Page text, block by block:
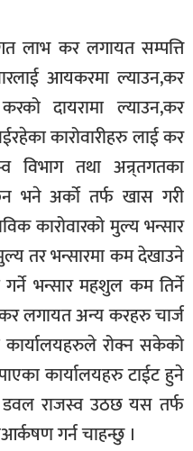
लाभ कर लगायत सम्पत्ति
आयकरमा ल्याउन,कर
दायरामा ल्याउन,कर
कारोवारीहरु लाई कर
विभाग तथा अन्र्तगतका
भने अर्को तर्फ खास गरी
कारोवारको मुल्य भन्सार
मुल्य तर भन्सारमा कम देखाउने
गर्ने भन्सार महशुल कम तिर्ने
लगायत अन्य करहरु चार्ज
कार्यालयहरुले रोक्न सकेको
कार्यालयहरु टाईट हुने
राजस्व उठछ यस तर्फ
गर्न चाहन्छु ।